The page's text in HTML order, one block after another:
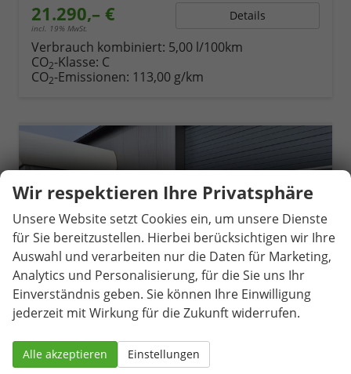
21.290,– €
incl. 19% MwSt.
Details
Verbrauch kombiniert: 5,00 l/100km
CO2-Klasse: C
CO2-Emissionen: 113,00 g/km
Wir respektieren Ihre Privatsphäre
Unsere Website setzt Cookies ein, um unsere Dienste
für Sie bereitzustellen. Hierbei berücksichtigen wir Ihre
Auswahl und verarbeiten nur die Daten für Marketing,
Analytics und Personalisierung, für die Sie uns Ihr
Einverständnis geben. Sie können Ihre Einwilligung
jederzeit mit Wirkung für die Zukunft widerrufen.
Alle akzeptieren Einstellungen